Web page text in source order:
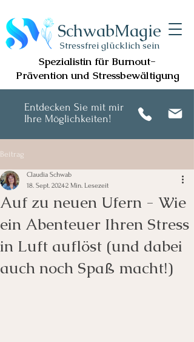
SchwabMagie
Stressfrei glücklich sein
Spezialistin für Burnout-
Prävention und Stressbewältigung
Entdecken Sie mit mir
Ihre Möglichkeiten!
Beitrag
Auf zu neuen Ufern - Wie
ein Abenteuer Ihren Stress
in Luft auflöst (und dabei
auch noch Spaß macht!)
Claudia Schwab
18. Sept. 20242 Min. Lesezeit